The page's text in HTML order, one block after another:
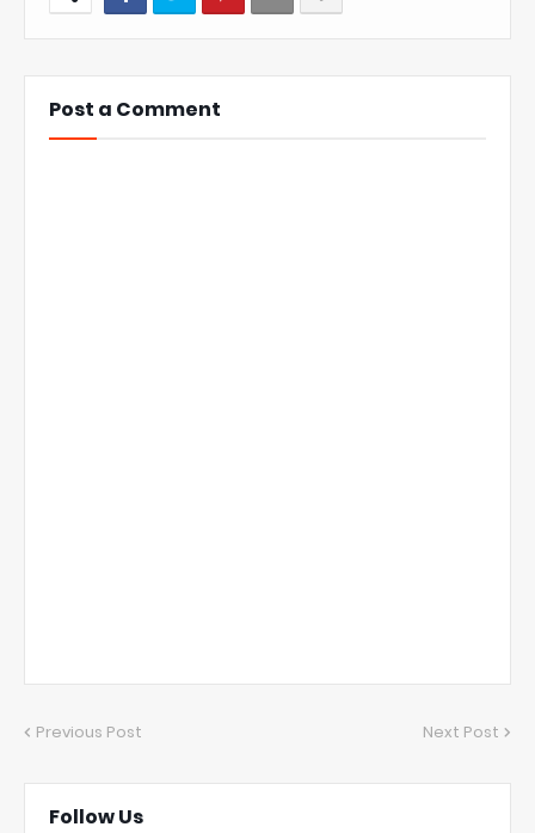
Post a Comment
Previous Post Next Post
Follow Us